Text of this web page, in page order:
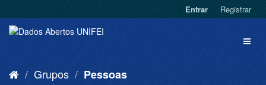
Entrar Registrar
Grupos Pessoas